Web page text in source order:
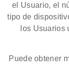
el Usuario, el
tipo de
los Usuarios
Puede obtener